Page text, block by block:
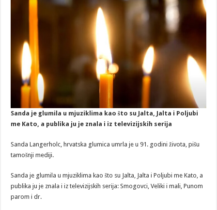
Sanda je glumila u mjuziklima kao što su Jalta, Jalta i Poljubi
me Kato, a publika ju je znala i iz televizijskih serija
Sanda Langerholc, hrvatska glumica umrla je u 91. godini života, pišu
tamošnji mediji.
Sanda je glumila u mjuziklima kao što su Jalta, Jalta i Poljubi me Kato, a
publika ju je znala i iz televizijskih serija: Smogovci, Veliki i mali, Punom
parom i dr.